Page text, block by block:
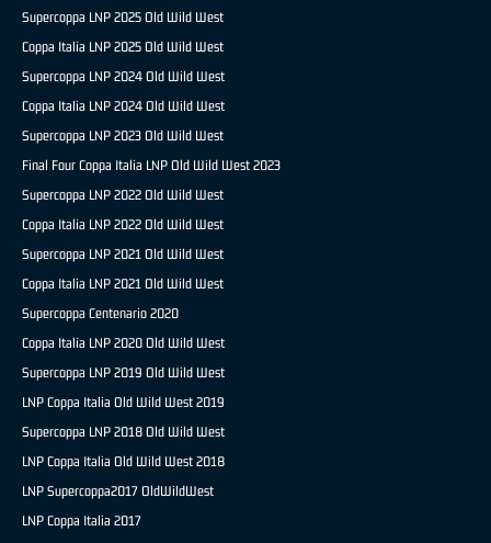
Supercoppa LNP 2025 Old Wild West
Coppa Italia LNP 2025 Old Wild West
Supercoppa LNP 2024 Old Wild West
Coppa Italia LNP 2024 Old Wild West
Supercoppa LNP 2023 Old Wild West
Final Four Coppa Italia LNP Old Wild West 2023
Supercoppa LNP 2022 Old Wild West
Coppa Italia LNP 2022 Old Wild West
Supercoppa LNP 2021 Old Wild West
Coppa Italia LNP 2021 Old Wild West
Supercoppa Centenario 2020
Coppa Italia LNP 2020 Old Wild West
Supercoppa LNP 2019 Old Wild West
LNP Coppa Italia Old Wild West 2019
Supercoppa LNP 2018 Old Wild West
LNP Coppa Italia Old Wild West 2018
LNP Supercoppa2017 OldWildWest
LNP Coppa Italia 2017